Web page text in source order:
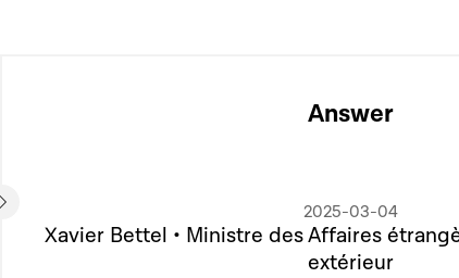
Answer
2025-03-04
Xavier Bettel • Ministre des Affaires
extérieur